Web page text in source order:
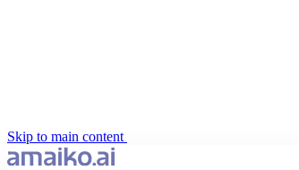
Skip to main content